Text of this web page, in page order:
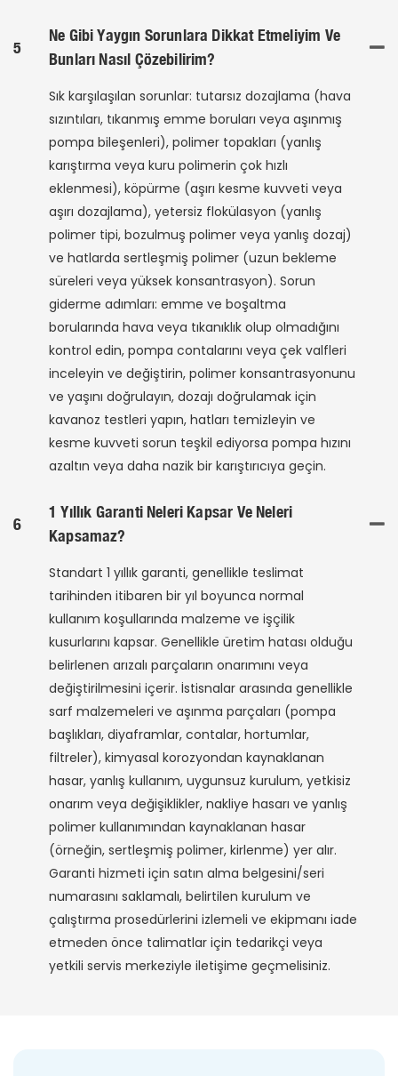
5
Ne Gibi Yaygın Sorunlara Dikkat Etmeliyim Ve
Bunları Nasıl Çözebilirim?
Sık karşılaşılan sorunlar: tutarsız dozajlama (hava
sızıntıları, tıkanmış emme boruları veya aşınmış
pompa bileşenleri), polimer topakları (yanlış
karıştırma veya kuru polimerin çok hızlı
eklenmesi), köpürme (aşırı kesme kuvveti veya
aşırı dozajlama), yetersiz flokülasyon (yanlış
polimer tipi, bozulmuş polimer veya yanlış dozaj)
ve hatlarda sertleşmiş polimer (uzun bekleme
süreleri veya yüksek konsantrasyon). Sorun
giderme adımları: emme ve boşaltma
borularında hava veya tıkanıklık olup olmadığını
kontrol edin, pompa contalarını veya çek valfleri
inceleyin ve değiştirin, polimer konsantrasyonunu
ve yaşını doğrulayın, dozajı doğrulamak için
kavanoz testleri yapın, hatları temizleyin ve
kesme kuvveti sorun teşkil ediyorsa pompa hızını
azaltın veya daha nazik bir karıştırıcıya geçin.
6
1 Yıllık Garanti Neleri Kapsar Ve Neleri
Kapsamaz?
Standart 1 yıllık garanti, genellikle teslimat
tarihinden itibaren bir yıl boyunca normal
kullanım koşullarında malzeme ve işçilik
kusurlarını kapsar. Genellikle üretim hatası olduğu
belirlenen arızalı parçaların onarımını veya
değiştirilmesini içerir. İstisnalar arasında genellikle
sarf malzemeleri ve aşınma parçaları (pompa
başlıkları, diyaframlar, contalar, hortumlar,
filtreler), kimyasal korozyondan kaynaklanan
hasar, yanlış kullanım, uygunsuz kurulum, yetkisiz
onarım veya değişiklikler, nakliye hasarı ve yanlış
polimer kullanımından kaynaklanan hasar
(örneğin, sertleşmiş polimer, kirlenme) yer alır.
Garanti hizmeti için satın alma belgesini/seri
numarasını saklamalı, belirtilen kurulum ve
çalıştırma prosedürlerini izlemeli ve ekipmanı iade
etmeden önce talimatlar için tedarikçi veya
yetkili servis merkeziyle iletişime geçmelisiniz.